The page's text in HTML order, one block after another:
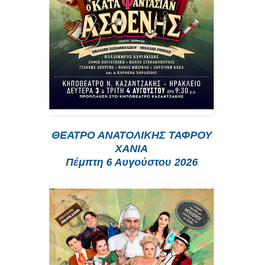
ΘΕΑΤΡΟ ΑΝΑΤΟΛΙΚΗΣ ΤΑΦΡΟΥ
ΧΑΝΙΑ
Πέμπτη 6 Αυγούστου 2026